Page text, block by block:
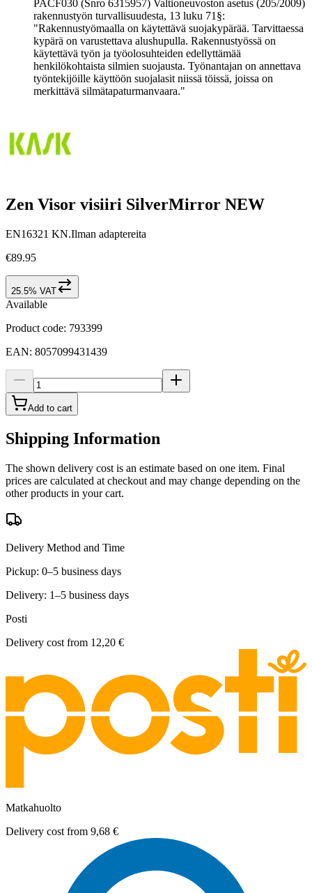
PACF030 (Snro 6315957) Valtioneuvoston asetus (205/2009)
rakennustyön turvallisuudesta, 13 luku 71§:
"Rakennustyömaalla on käytettävä suojakypärää. Tarvittaessa
kypärä on varustettava alushupulla. Rakennustyössä on
käytettävä työn ja työolosuhteiden edellyttämää
henkilökohtaista silmien suojausta. Työnantajan on annettava
työntekijöille käyttöön suojalasit niissä töissä, joissa on
merkittävä silmätapaturmanvaara."
Zen Visor visiiri SilverMirror NEW
EN16321 KN.Ilman adaptereita
€89.95
25.5% VAT
Available
Product code: 793399
EAN: 8057099431439
Add to cart
Shipping Information
The shown delivery cost is an estimate based on one item. Final
prices are calculated at checkout and may change depending on the
other products in your cart.
Delivery Method and Time
Pickup: 0–5 business days
Delivery: 1–5 business days
Posti
Delivery cost from 12,20 €
Matkahuolto
Delivery cost from 9,68 €